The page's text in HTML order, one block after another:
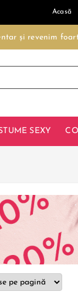
Acasă
și revenim
SEXY